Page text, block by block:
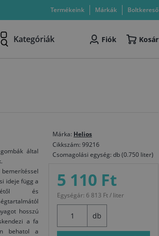
Termékeink Márkák Boltkereső
Kategóriák Fiók Kosár
által
ideje függ a
és
hosszú
a fa
behatol a
Márka: Helios
Cikkszám: 99216
Csomagolási egység: db (0.750 liter)
5 110 Ft
Egységár: 6 813 Ft / liter
db